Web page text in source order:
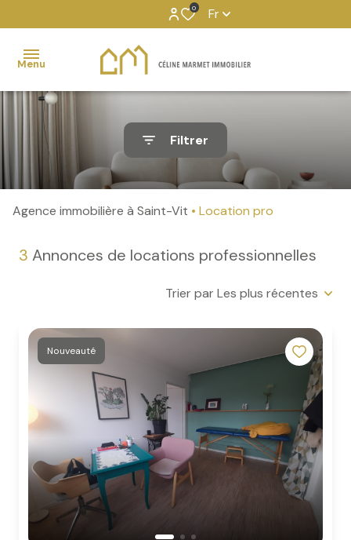
0 Fr
Menu
Transaction
Location
Gestion
Filtrer
Agence immobilière à Saint-Vit Location pro
3 Annonces de locations professionnelles
Trier par Les plus récentes
Nouveauté